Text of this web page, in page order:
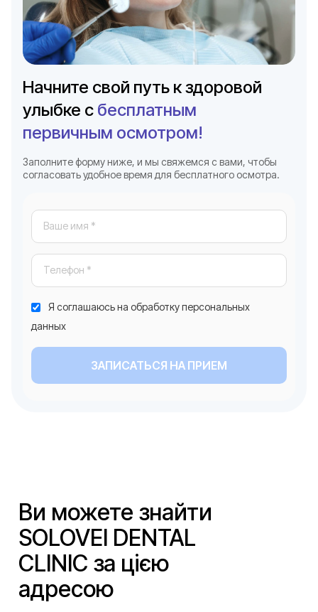
Начните свой путь к здоровой
улыбке с бесплатным
первичным осмотром!
Заполните форму ниже, и мы свяжемся с вами, чтобы
согласовать удобное время для бесплатного осмотра.
Я соглашаюсь на обработку персональных
данных
ЗАПИСАТЬСЯ НА ПРИЕМ
Ви можете знайти
SOLOVEI DENTAL
CLINIC за цією
адресою